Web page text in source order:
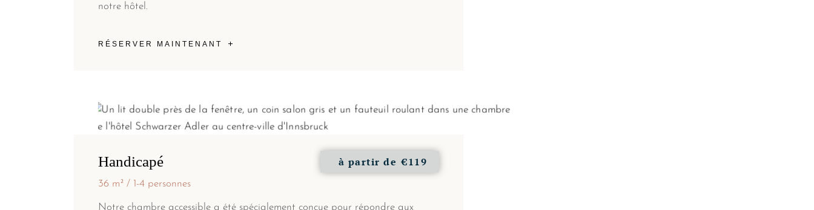
notre hôtel.
RÉSERVER MAINTENANT
Handicapé à partir de €119
36 m² 1-4 personnes
Notre chambre accessible a été spécialement conçue pour répondre aux